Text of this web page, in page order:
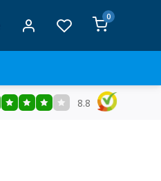
0
Gratisbezorging vanaf €50
8.8